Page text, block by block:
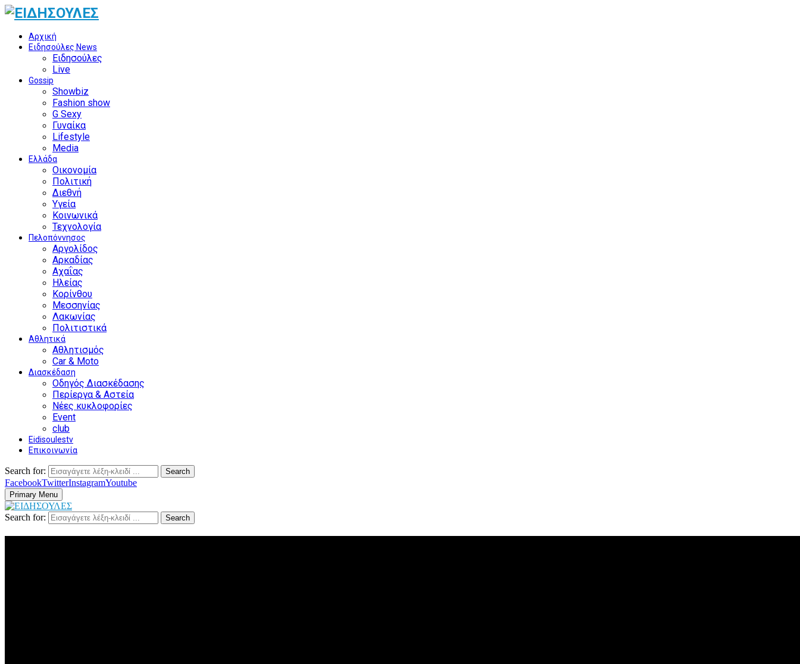
Αρχική
Ειδησούλες News
Ειδησούλες
Live
Gossip
Showbiz
Fashion show
G Sexy
Γυναίκα
Lifestyle
Media
Ελλάδα
Οικονομία
Πολιτική
Διεθνή
Υγεία
Κοινωνικά
Τεχνολογία
Πελοπόννησος
Αργολίδος
Αρκαδίας
Αχαΐας
Ηλείας
Κορίνθου
Μεσσηνίας
Λακωνίας
Πολιτιστικά
Αθλητικά
Αθλητισμός
Car & Moto
Διασκέδαση
Οδηγός Διασκέδασης
Περίεργα & Αστεία
Νέες κυκλοφορίες
Event
club
Eidisoulestv
Επικοινωνία
Search for: Search
FacebookTwitterInstagramYoutube
Primary Menu
Search for: Search